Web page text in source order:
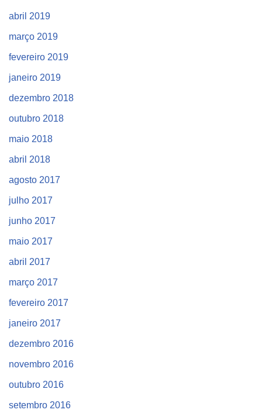
abril 2019
março 2019
fevereiro 2019
janeiro 2019
dezembro 2018
outubro 2018
maio 2018
abril 2018
agosto 2017
julho 2017
junho 2017
maio 2017
abril 2017
março 2017
fevereiro 2017
janeiro 2017
dezembro 2016
novembro 2016
outubro 2016
setembro 2016